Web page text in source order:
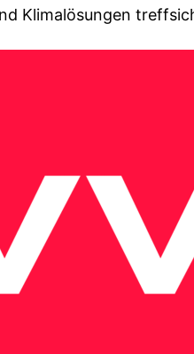
Klimalösungen